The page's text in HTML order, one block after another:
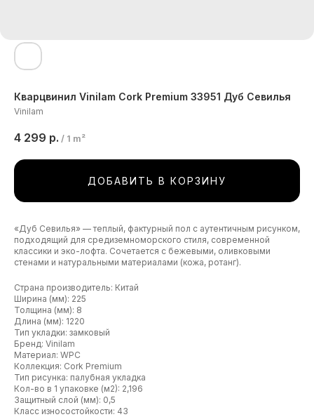
Кварцвинил Vinilam Cork Premium 33951 Дуб Севилья
Vinilam
4 299 р. / 1 m²
ДОБАВИТЬ В КОРЗИНУ
«Дуб Севилья» — теплый, фактурный пол с аутентичным рисунком,
подходящий для средиземноморского стиля, современной
классики и эко-лофта. Сочетается с бежевыми, оливковыми
стенами и натуральными материалами (кожа, ротанг).
Страна производитель: Китай
Ширина (мм): 225
Толщина (мм): 8
Длина (мм): 1220
Тип укладки: замковый
Бренд: Vinilam
Материал: WPC
Коллекция: Cork Premium
Тип рисунка: палубная укладка
Кол-во в 1 упаковке (м2): 2,196
Защитный слой (мм): 0,5
Класс износостойкости: 43